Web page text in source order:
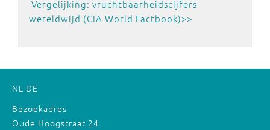
Vergelijking: vruchtbaarheidscijfers
wereldwijd (CIA World Factbook)>>
NL DE
Bezoekadres
Oude Hoogstraat 24